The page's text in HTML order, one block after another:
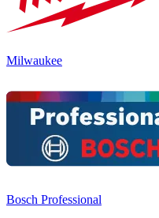
Milwaukee
Bosch Professional